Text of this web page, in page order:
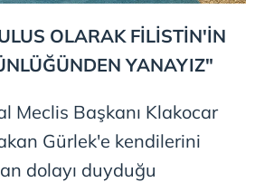
OLARAK FİLİSTİN'İN
YANAYIZ"
Meclis Başkanı Klakocar
Gürlek'e kendilerini
dolayı duyduğu